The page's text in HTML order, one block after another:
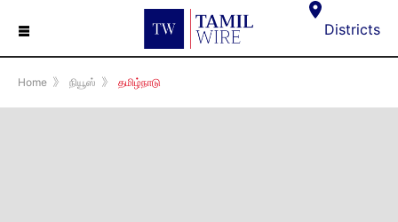
☰ Districts
Home 》 நியூஸ் 》 தமிழ்நாடு